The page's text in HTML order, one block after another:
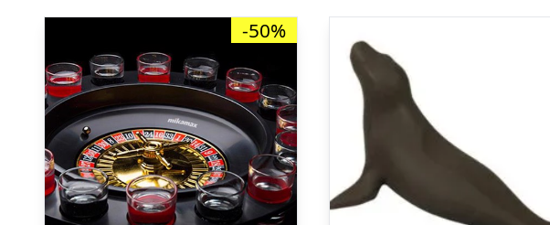
-50%